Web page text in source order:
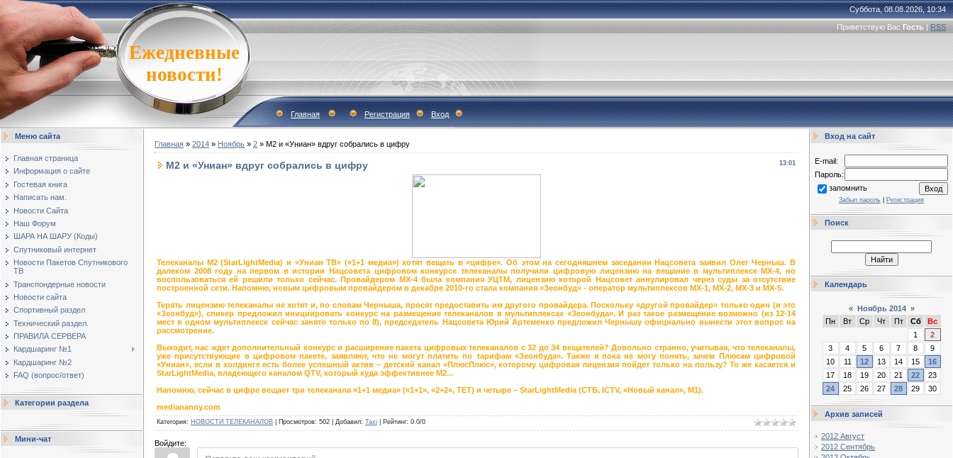
Ежедневные
новости!
Суббота, 08.08.2026, 10:34
Приветствую Вас Гость | RSS
Главная Регистрация Вход
Меню сайта
Главная страница
Информация о сайте
Гостевая книга
Написать нам.
Новости Сайта
Наш Форум
ШАРА НА ШАРУ (Коды)
Спутниковый интернет
Новости Пакетов Спутникового
ТВ
Транспондерные новости
Новости сайта
Спортивный раздел
Технический раздел.
ПРАВИЛА СЕРВЕРА
Кардшаринг №1
Кардшаринг №2
FAQ (вопрос/ответ)
Категории раздела
Мини-чат
Главная » 2014 » Ноябрь » 2 » М2 и «Униан» вдруг собрались в цифру
13:01
М2 и «Униан» вдруг собрались в цифру
Телеканалы М2 (StarLightMedia) и «Униан ТВ» («1+1 медиа») хотят вещать в «цифре». Об этом на сегодняшнем заседании Нацсовета заявил Олег Черныш. В
далеком 2008 году на первом в истории Нацсовета цифровом конкурсе телеканалы получили цифровую лицензию на вещание в мультиплексе МХ-4, но
воспользоваться ей решили только сейчас. Провайдером МХ-4 была компания УЦТМ, лицензию которой Нацсовет аннулировал через суды за отсутствие
построенной сети. Напомню, новым цифровым провайдером в декабре 2010-го стала компания «Зеонбуд» - оператор мультиплексов МХ-1, МХ-2, МХ-3 и МХ-5.
Терять лицензию телеканалы не хотят и, по словам Черныша, просят предоставить им другого провайдера. Поскольку «другой провайдер» только один (и это
«Зеонбуд»), спикер предложил инициировать конкурс на размещение телеканалов в мультиплексах «Зеонбуда». И раз такое размещение возможно (из 12-14
мест в одном мультиплексе сейчас занято только по 8), председатель Нацсовета Юрий Артеменко предложил Чернышу официально вынести этот вопрос на
рассмотрение.
Выходит, нас ждет дополнительный конкурс и расширение пакета цифровых телеканалов с 32 до 34 вещателей? Довольно странно, учитывая, что телеканалы,
уже присутствующие в цифровом пакете, заявляют, что не могут платить по тарифам «Зеонбуда». Также я пока не могу понять, зачем Плюсам цифровой
«Униан», если в холдинге есть более успешный актив – детский канал «ПлюсПлюс», которому цифровая лицензия пойдет только на пользу? То же касается и
StarLightMedia, владеющего каналом QTV, который куда эффективнее М2...
Напомню, сейчас в цифре вещает три телеканала «1+1 медиа» («1+1», «2+2», ТЕТ) и четыре – StarLightMedia (СТБ, ICTV, «Новый канал», М1).
mediananny.com
Категория: НОВОСТИ ТЕЛЕКАНАЛОВ Просмотров: 502 Добавил: Taxi Рейтинг: 0.0/0
Войдите:
Вход на сайт
E-mail:
Пароль:
запомнить
Забыл пароль Регистрация
Поиск
Календарь
« Ноябрь 2014 »
Пн
Вт Ср Чт Пт Сб
Вс
1
2
3
4 5 6 7 8
9
10
11 12 13 14 15
16
17
18 19 20 21 22
23
24
25 26 27 28 29 30
Архив записей
2012 Август
2012 Сентябрь